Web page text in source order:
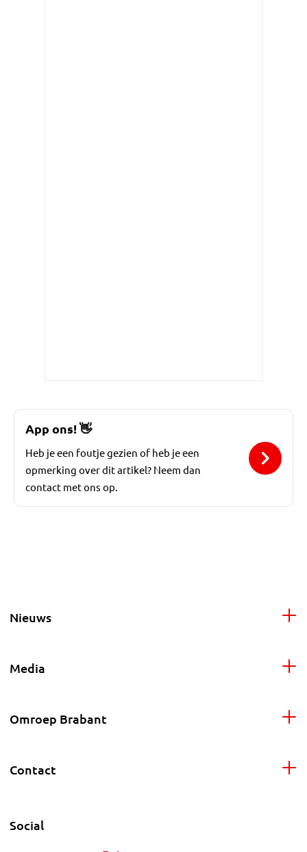
App ons!👋
Heb je een foutje gezien of heb je een
opmerking over dit artikel? Neem dan
contact met ons op.
Nieuws
Media
Omroep Brabant
Contact
Social